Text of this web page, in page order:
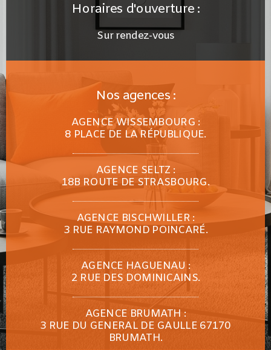
Horaires d'ouverture :
Sur rendez-vous
Nos agences :
AGENCE WISSEMBOURG :
8 PLACE DE LA RÉPUBLIQUE.
AGENCE SELTZ :
18B ROUTE DE STRASBOURG.
AGENCE BISCHWILLER :
3 RUE RAYMOND POINCARÉ.
AGENCE HAGUENAU :
2 RUE DES DOMINICAINS.
AGENCE BRUMATH :
3 RUE DU GENERAL DE GAULLE 67170
BRUMATH.